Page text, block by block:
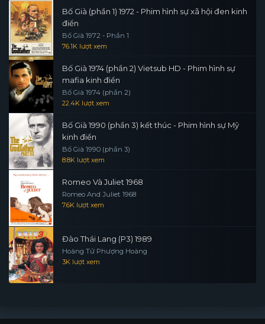
Bố Già (phần 1) 1972 - Phim hình sự xã hội đen kinh
điển
Bố Già 1972 - Phần 1
76.1K lượt xem
Bố Già 1974 (phần 2) Vietsub HD - Phim hình sự
mafia kinh điển
Bố Già 1974 (phần 2)
22.4K lượt xem
Bố Già 1990 (phần 3) kết thúc - Phim hình sự Mỹ
kinh điển
Bố Già 1990 (phần 3)
8.8K lượt xem
Romeo Và Juliet 1968
Romeo And Juliet 1968
7.6K lượt xem
Đào Thái Lang (P3) 1989
Hoàng Tử Phượng Hoàng
3K lượt xem